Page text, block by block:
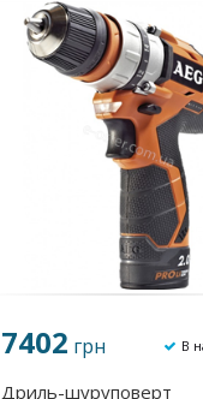
7402 грн В
Дриль-шуруповерт